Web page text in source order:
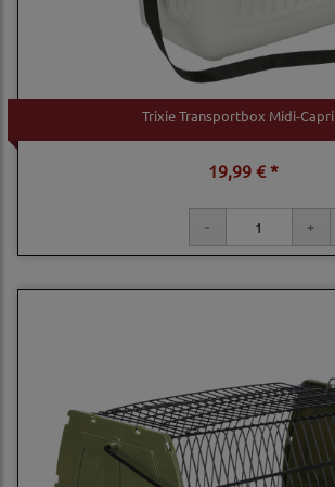
Trixie Transportbox Midi-Capri
19,99 € *